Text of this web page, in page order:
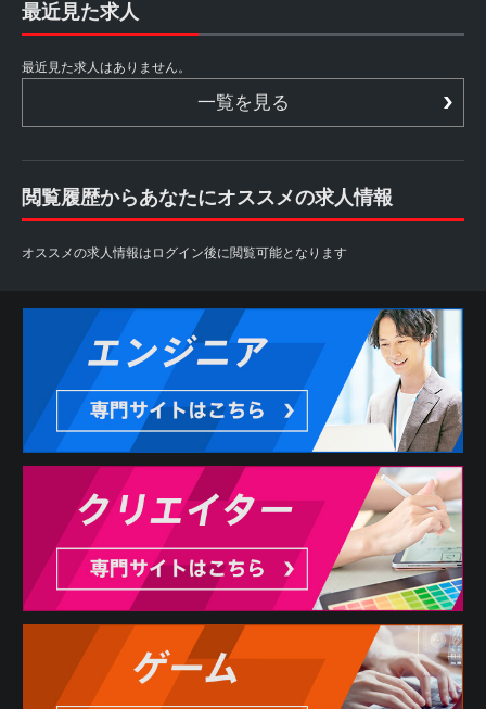
最近見た求人
最近見た求人はありません。
一覧を見る
閲覧履歴からあなたにオススメの求人情報
オススメの求人情報はログイン後に閲覧可能となります